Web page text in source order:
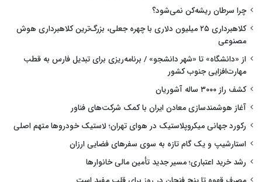
چرا سرطان ریشه‌کن نمی‌شود؟
کلاهبرداری ۲۵ میلیون دلاری با چهره جعلی، بزرگ‌ترین کلاهبرداری هوش
مصنوعی
از «دانشگاه» تا «شهر دانشجو» / برنامه‌ریزی برای تبدیل فارس به قطب
مهارت‌افزایی جنوب کشور
کشف راز ۳۰۰۰ ساله آشوریان
آغاز هوشمندسازی معادن ایران با کمک شرکت‌های فناور
رکورد جهانی میکروپلاستیک در هوای تهران؛ لاستیک خودروها متهم اصلی
استارشیپ و یک گام تازه به سوی سفرهای فضایی ارزان
رشد خرید اعتباری؛ مسیر جدید تأمین مالی خانوارها